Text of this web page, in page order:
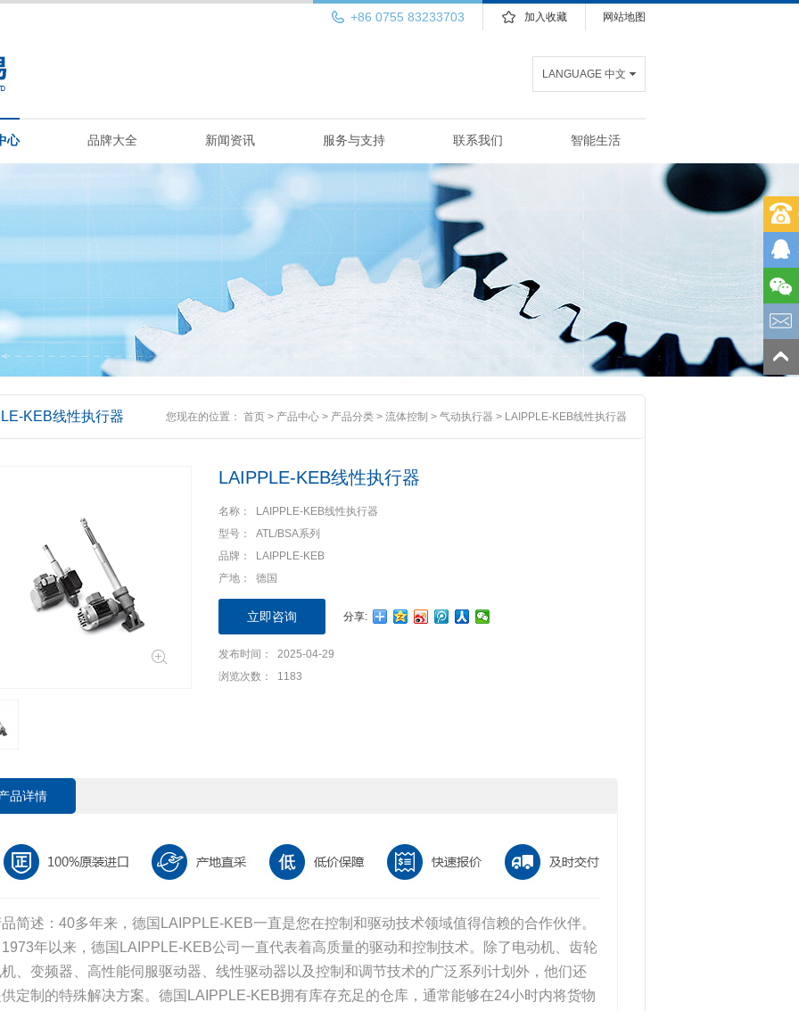
网站地图
加入收藏
+86 0755 83233703
LANGUAGE 中文
心 品牌大全 新闻资讯 服务与支持 联系我们 智能生活
KEB线性执行器 您现在的位置： 首页 > 产品中心 > 产品分类 > 流体控制 > 气动执行器 > LAIPPLE-KEB线性执行器
LAIPPLE-KEB线性执行器
名称： LAIPPLE-KEB线性执行器
型号： ATL/BSA系列
品牌： LAIPPLE-KEB
产地： 德国
立即咨询 分享:
发布时间： 2025-04-29
浏览次数： 1183
品详情
简述：40多年来，德国LAIPPLE-KEB一直是您在控制和驱动技术领域值得信赖的合作伙伴。
年以来，德国LAIPPLE-KEB公司一直代表着高质量的驱动和控制技术。除了电动机、齿轮
、变频器、高性能伺服驱动器、线性驱动器以及控制和调节技术的广泛系列计划外，他们还
定制的特殊解决方案。德国LAIPPLE-KEB拥有库存充足的仓库，通常能够在24小时内将货物